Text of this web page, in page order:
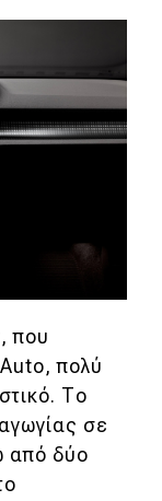
που
πολύ
Το
σε
από δύο